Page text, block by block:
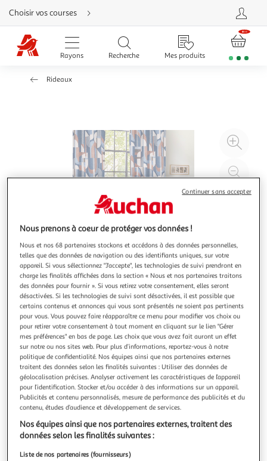
Aller
directement
au
contenu
Aller
directement
Aller
Choisir vos courses
Rayons Recherche Mes produits
Rideaux
à
à
Illustration
précédente
Illustration
suivante
ATMOSPHERA
Rideau occultant à œillets elena 135x260cm bleu
foncé
Informations Techniques : Dimensions : L. 135 x l. 0,2 x H.
260 cm Matière : 100% Polyester (290 g/m2) Spécificités :
Déco & Utile Rideau occultant Avec 8 œillets Imprimé
graphique Ourlet supérieur renforcé Label Oeko-Tex
Lavable en machine à 30° Poids : 1,1 kg Couleur : Bleu Foncé
En savoir +
Vous voulez connaître le prix de ce produit ?
Afficher le prix
Nous prenons à coeur de protéger vos données !
Nous et nos 68 partenaires stockons et accédons à des données personnelles,
telles que des données de navigation ou des identifiants uniques, sur votre
appareil. Si vous sélectionnez "J'accepte", les technologies de suivi prendront en
charge les finalités affichées dans la section « Nous et nos partenaires traitons
des données pour fournir ». Si vous retirez votre consentement, elles seront
désactivées. Si les technologies de suivi sont désactivées, il est possible que
certains contenus et annonces qui vous sont présentés ne soient pas pertinents
pour vous. Vous pouvez faire réapparaître ce menu pour modifier vos choix ou
pour retirer votre consentement à tout moment en cliquant sur le lien "Gérer
mes préférences" en bas de page. Les choix que vous avez fait auront un effet
sur notre ou nos sites web. Pour plus d’informations, reportez-vous à notre
politique de confidentialité. Nos équipes ainsi que nos partenaires externes
traitent des données selon les finalités suivantes : Utiliser des données de
géolocalisation précises. Analyser activement les caractéristiques de l’appareil
pour l’identification. Stocker et/ou accéder à des informations sur un appareil.
Publicités et contenu personnalisés, mesure de performance des publicités et du
contenu, études d’audience et développement de services.
Nos équipes ainsi que nos partenaires externes, traitent des
données selon les finalités suivantes :
Liste de nos partenaires (fournisseurs)
Continuer sans accepter